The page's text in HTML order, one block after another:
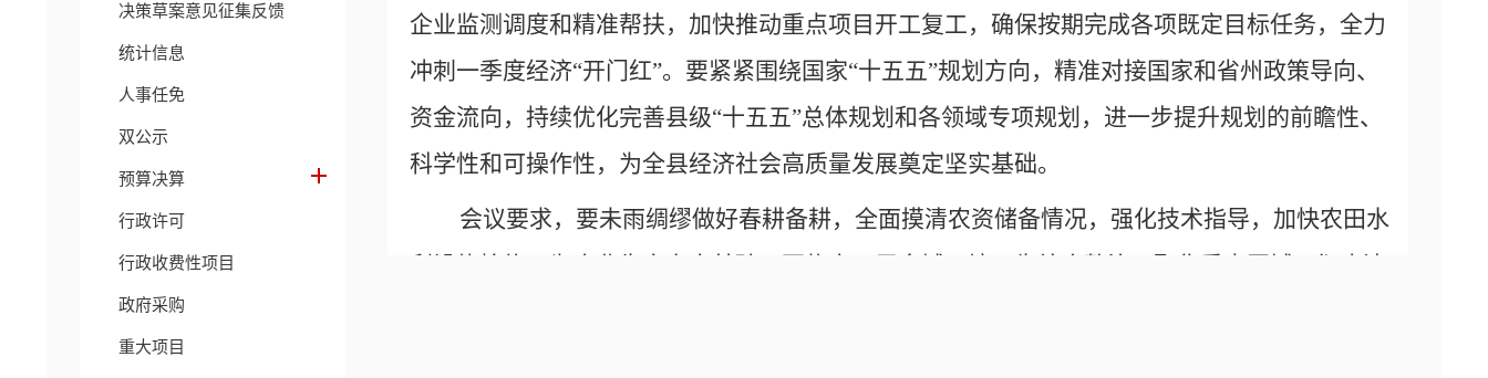
决策草案意见征集反馈
统计信息
人事任免
双公示
预算决算
行政许可
行政收费性项目
政府采购
重大项目
企业监测调度和精准帮扶，加快推动重点项目开工复工，确保按期完成各项既定目标任务，全力
冲刺一季度经济“开门红”。要紧紧围绕国家“十五五”规划方向，精准对接国家和省州政策导向、
资金流向，持续优化完善县级“十五五”总体规划和各领域专项规划，进一步提升规划的前瞻性、
科学性和可操作性，为全县经济社会高质量发展奠定坚实基础。
会议要求，要未雨绸缪做好春耕备耕，全面摸清农资储备情况，强化技术指导，加快农田水